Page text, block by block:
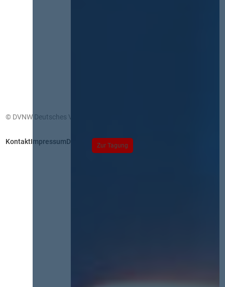
Zur Tagung
© DVNW Deutsches Vergabenetzwerk GmbH
KontaktImpressumDatenschutz